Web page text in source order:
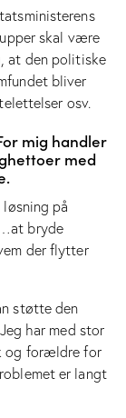
skal være
at den politiske
bliver
osv.
mig handler
med
på
bryde
der flytter
støtte den
har med stor
og forældre for
er langt